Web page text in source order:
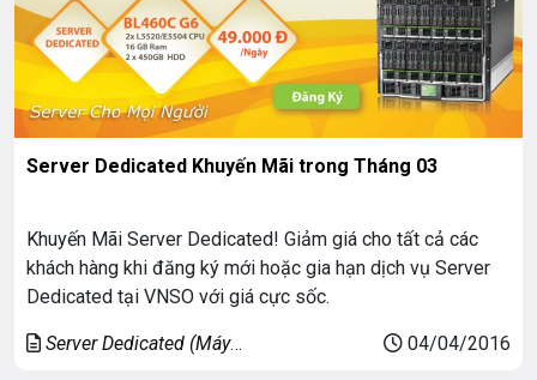
Server Dedicated Khuyến Mãi trong Tháng 03
Khuyến Mãi Server Dedicated! Giảm giá cho tất cả các
khách hàng khi đăng ký mới hoặc gia hạn dịch vụ Server
Dedicated tại VNSO với giá cực sốc.
Server Dedicated (Máy
04/04/2016